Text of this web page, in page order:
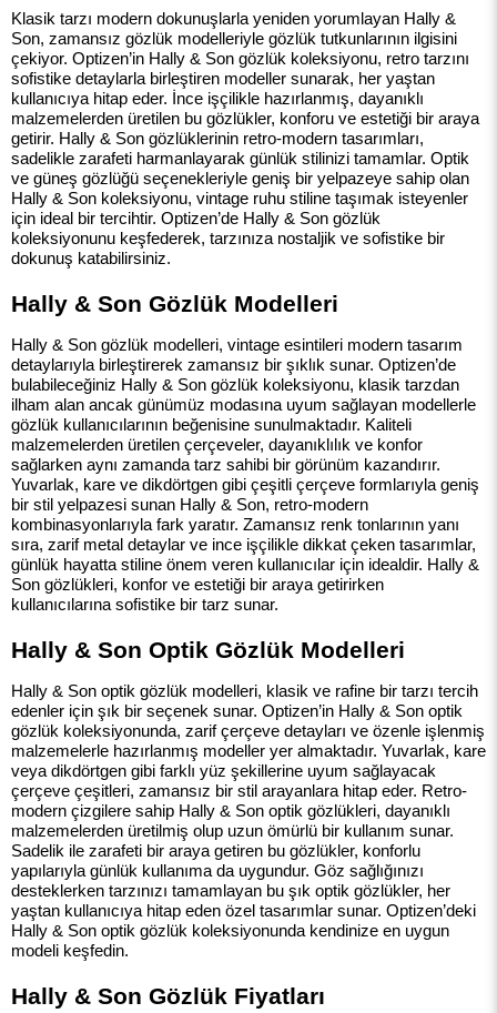
Klasik tarzı modern dokunuşlarla yeniden yorumlayan Hally &
Son, zamansız gözlük modelleriyle gözlük tutkunlarının ilgisini
çekiyor. Optizen’in Hally & Son gözlük koleksiyonu, retro tarzını
sofistike detaylarla birleştiren modeller sunarak, her yaştan
kullanıcıya hitap eder. İnce işçilikle hazırlanmış, dayanıklı
malzemelerden üretilen bu gözlükler, konforu ve estetiği bir araya
getirir. Hally & Son gözlüklerinin retro-modern tasarımları,
sadelikle zarafeti harmanlayarak günlük stilinizi tamamlar. Optik
ve güneş gözlüğü seçenekleriyle geniş bir yelpazeye sahip olan
Hally & Son koleksiyonu, vintage ruhu stiline taşımak isteyenler
için ideal bir tercihtir. Optizen’de Hally & Son gözlük
koleksiyonunu keşfederek, tarzınıza nostaljik ve sofistike bir
dokunuş katabilirsiniz.
Hally & Son Gözlük Modelleri
Hally & Son gözlük modelleri, vintage esintileri modern tasarım
detaylarıyla birleştirerek zamansız bir şıklık sunar. Optizen’de
bulabileceğiniz Hally & Son gözlük koleksiyonu, klasik tarzdan
ilham alan ancak günümüz modasına uyum sağlayan modellerle
gözlük kullanıcılarının beğenisine sunulmaktadır. Kaliteli
malzemelerden üretilen çerçeveler, dayanıklılık ve konfor
sağlarken aynı zamanda tarz sahibi bir görünüm kazandırır.
Yuvarlak, kare ve dikdörtgen gibi çeşitli çerçeve formlarıyla geniş
bir stil yelpazesi sunan Hally & Son, retro-modern
kombinasyonlarıyla fark yaratır. Zamansız renk tonlarının yanı
sıra, zarif metal detaylar ve ince işçilikle dikkat çeken tasarımlar,
günlük hayatta stiline önem veren kullanıcılar için idealdir. Hally &
Son gözlükleri, konfor ve estetiği bir araya getirirken
kullanıcılarına sofistike bir tarz sunar.
Hally & Son Optik Gözlük Modelleri
Hally & Son optik gözlük modelleri, klasik ve rafine bir tarzı tercih
edenler için şık bir seçenek sunar. Optizen’in Hally & Son optik
gözlük koleksiyonunda, zarif çerçeve detayları ve özenle işlenmiş
malzemelerle hazırlanmış modeller yer almaktadır. Yuvarlak, kare
veya dikdörtgen gibi farklı yüz şekillerine uyum sağlayacak
çerçeve çeşitleri, zamansız bir stil arayanlara hitap eder. Retro-
modern çizgilere sahip Hally & Son optik gözlükleri, dayanıklı
malzemelerden üretilmiş olup uzun ömürlü bir kullanım sunar.
Sadelik ile zarafeti bir araya getiren bu gözlükler, konforlu
yapılarıyla günlük kullanıma da uygundur. Göz sağlığınızı
desteklerken tarzınızı tamamlayan bu şık optik gözlükler, her
yaştan kullanıcıya hitap eden özel tasarımlar sunar. Optizen’deki
Hally & Son optik gözlük koleksiyonunda kendinize en uygun
modeli keşfedin.
Hally & Son Gözlük Fiyatları